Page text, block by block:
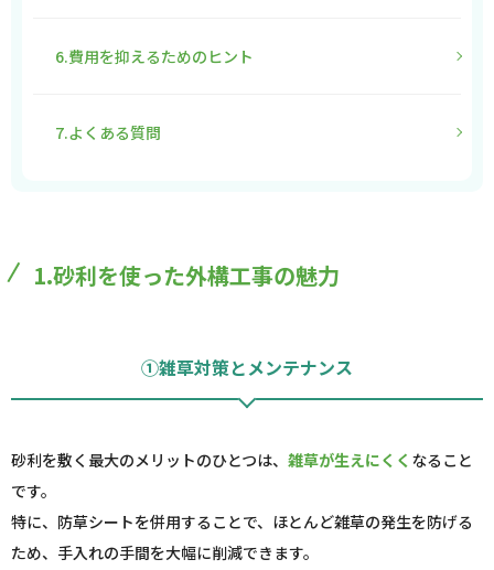
6.費用を抑えるためのヒント
7.よくある質問
1.砂利を使った外構工事の魅力
①雑草対策とメンテナンス
砂利を敷く最大のメリットのひとつは、 雑草が生えにくく なること
です。
特に、防草シートを併用することで、ほとんど雑草の発生を防げる
ため、手入れの手間を大幅に削減できます。